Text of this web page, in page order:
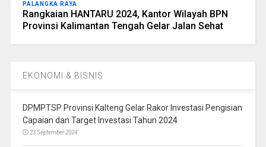
PALANGKA RAYA
Rangkaian HANTARU 2024, Kantor Wilayah BPN
Provinsi Kalimantan Tengah Gelar Jalan Sehat
EKONOMI & BISNIS
DPMPTSP Provinsi Kalteng Gelar Rakor Investasi Pengisian
Capaian dan Target Investasi Tahun 2024
23 September 2024